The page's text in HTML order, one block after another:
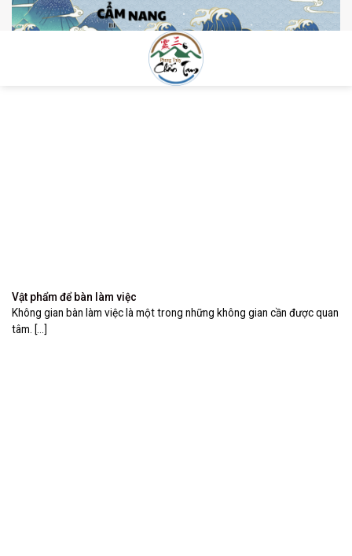
Skip
Vật phẩm để bàn làm việc
Không gian bàn làm việc là một trong những không gian cần được quan
tâm. [...]